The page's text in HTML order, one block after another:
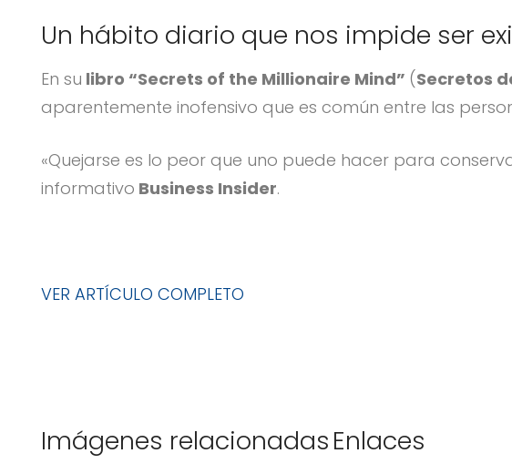
Un hábito diario que nos impide ser
En su libro “Secrets of the Millionaire Mind” (Secretos
aparentemente inofensivo que es común entre las
«Quejarse es lo peor que uno puede hacer para
informativo Business Insider.
VER ARTÍCULO COMPLETO
Imágenes relacionadasEnlaces